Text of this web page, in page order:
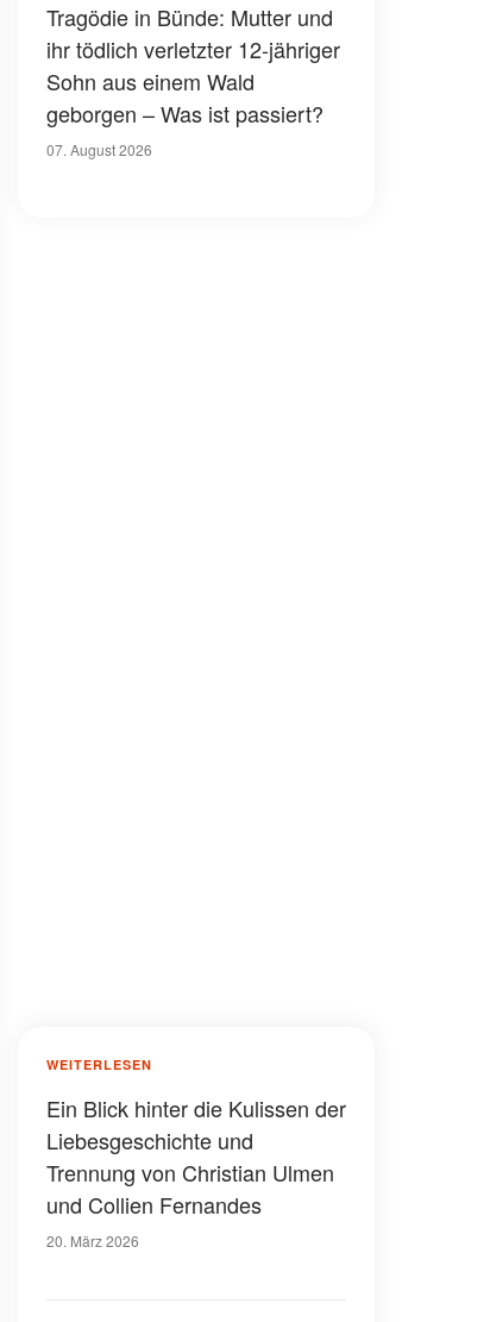
Tragödie in Bünde: Mutter und
ihr tödlich verletzter 12-jähriger
Sohn aus einem Wald
geborgen – Was ist passiert?
07. August 2026
WEITERLESEN
Ein Blick hinter die Kulissen der
Liebesgeschichte und
Trennung von Christian Ulmen
und Collien Fernandes
20. März 2026